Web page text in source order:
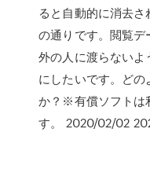
ると自動的に消去さ
の通りです。閲覧デ
外の人に渡らない
にしたいです。どの
か？※有償ソフトは
す。 2020/02/02